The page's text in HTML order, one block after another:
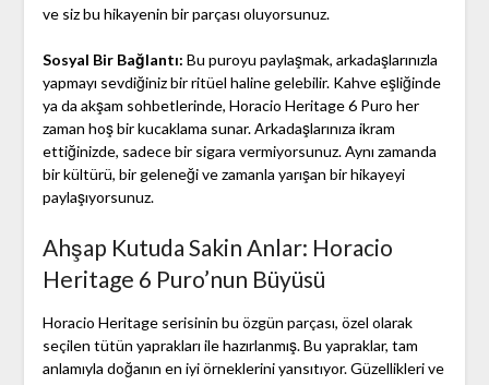
ve siz bu hikayenin bir parçası oluyorsunuz.
Sosyal Bir Bağlantı: Bu puroyu paylaşmak, arkadaşlarınızla
yapmayı sevdiğiniz bir ritüel haline gelebilir. Kahve eşliğinde
ya da akşam sohbetlerinde, Horacio Heritage 6 Puro her
zaman hoş bir kucaklama sunar. Arkadaşlarınıza ikram
ettiğinizde, sadece bir sigara vermiyorsunuz. Aynı zamanda
bir kültürü, bir geleneği ve zamanla yarışan bir hikayeyi
paylaşıyorsunuz.
Ahşap Kutuda Sakin Anlar: Horacio
Heritage 6 Puro’nun Büyüsü
Horacio Heritage serisinin bu özgün parçası, özel olarak
seçilen tütün yaprakları ile hazırlanmış. Bu yapraklar, tam
anlamıyla doğanın en iyi örneklerini yansıtıyor. Güzellikleri ve